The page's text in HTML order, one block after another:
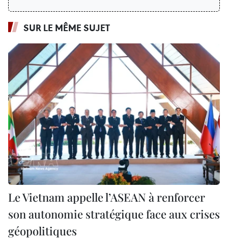
SUR LE MÊME SUJET
Le Vietnam appelle l’ASEAN à renforcer
son autonomie stratégique face aux crises
géopolitiques